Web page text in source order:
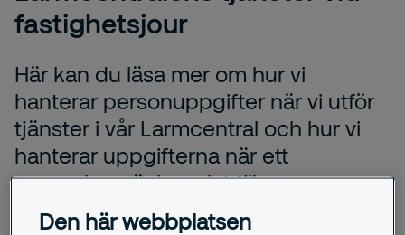
fastighetsjour
Här kan du läsa mer om hur vi
hanterar personuppgifter när vi utför
tjänster i vår Larmcentral och hur vi
hanterar uppgifterna när ett
personlarm är kopplat till
larmcentralen.
Den här webbplatsen